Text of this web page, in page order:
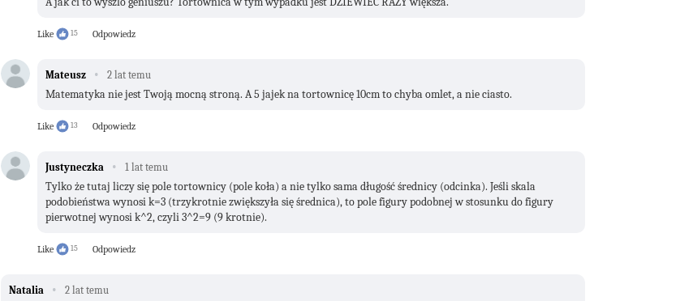
Like 15 Odpowiedz
Mateusz · 2 lat temu
Matematyka nie jest Twoją mocną stroną. A 5 jajek na tortownicę 10cm to chyba omlet, a nie ciasto.
Like 13 Odpowiedz
Justyneczka · 1 lat temu
Tylko że tutaj liczy się pole tortownicy (pole koła) a nie tylko sama długość średnicy (odcinka). Jeśli skala
podobieństwa wynosi k=3 (trzykrotnie zwiększyła się średnica), to pole figury podobnej w stosunku do figury
pierwotnej wynosi k^2, czyli 3^2=9 (9 krotnie).
Like 15 Odpowiedz
Natalia · 2 lat temu